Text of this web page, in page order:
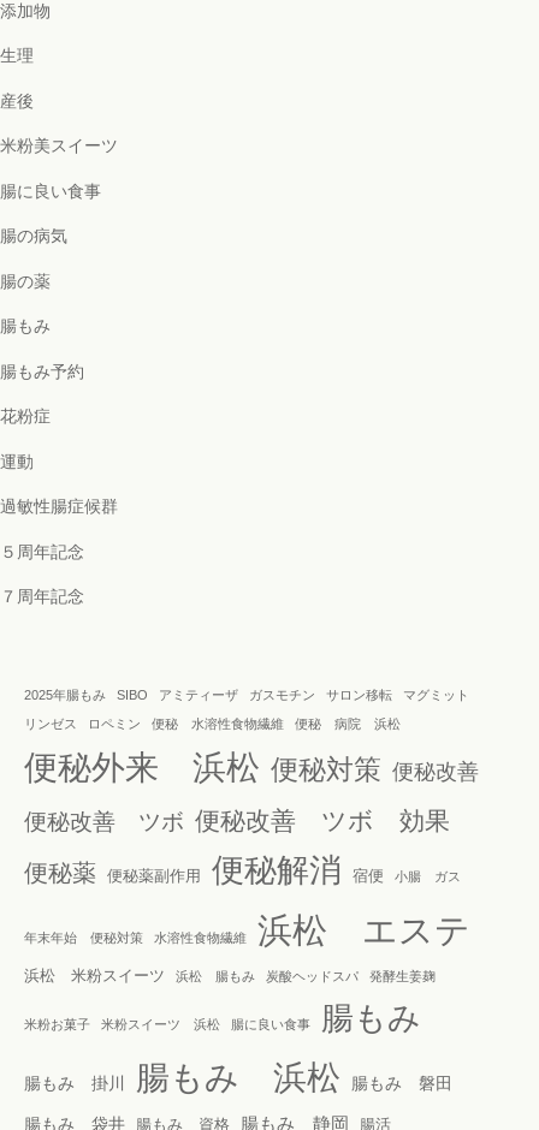
添加物
生理
産後
米粉美スイーツ
腸に良い食事
腸の病気
腸の薬
腸もみ
腸もみ予約
花粉症
運動
過敏性腸症候群
５周年記念
７周年記念
2025年腸もみ SIBO アミティーザ ガスモチン サロン移転
マグミット
リンゼス
ロペミン 便秘 水溶性食物繊維 便秘 病院 浜松
便秘外来 浜松 便秘対策 便秘改善
便秘改善 ツボ 便秘改善 ツボ 効果
便秘薬 便秘薬副作用 便秘解消 宿便 小腸 ガス
年末年始 便秘対策 水溶性食物繊維 浜松 エステ
浜松 米粉スイーツ 浜松 腸もみ 炭酸ヘッドスパ 発酵生姜麹
米粉お菓子 米粉スイーツ 浜松 腸に良い食事 腸もみ
腸もみ 掛川 腸もみ 浜松 腸もみ 磐田
腸もみ 袋井 腸もみ 資格 腸もみ 静岡 腸活